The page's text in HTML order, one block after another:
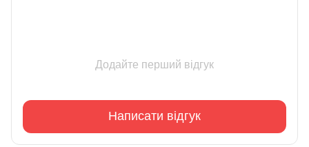
Додайте перший відгук
Написати відгук